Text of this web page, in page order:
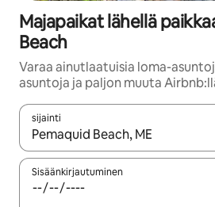
Majapaikat lähellä
Beach
Varaa ainutlaatuisia loma-
asuntoja ja paljon muuta
sijainti
Kun tulokset ovat saatavilla,
Sisäänkirjautuminen